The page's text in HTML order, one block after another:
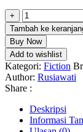
+
Kuantitas
Kumpulan
Puisi
Perjalanan
Sekolahku
Tambah ke
Buy Now
Add to wishlist
Kategori: Fiction
Author: Rusiawati
Share :
Deskripsi
Informasi